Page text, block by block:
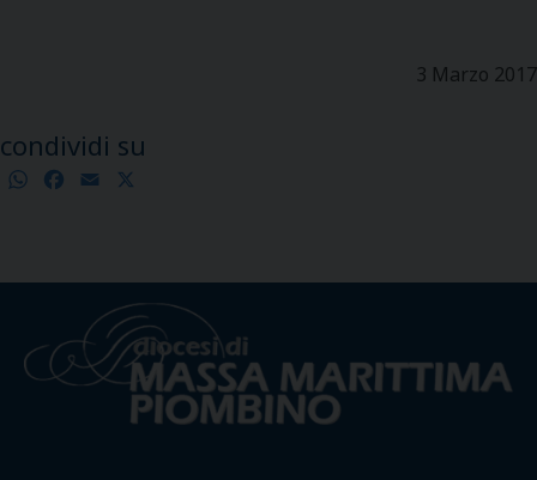
3 Marzo 2017
condividi su
WhatsApp
Facebook
Email